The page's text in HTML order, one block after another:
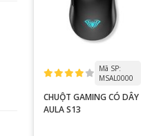
Mã SP:
MSAL0000
CHUỘT GAMING CÓ DÂY
AULA S13